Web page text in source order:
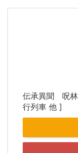
伝承異聞 呪
行列車 他 ]